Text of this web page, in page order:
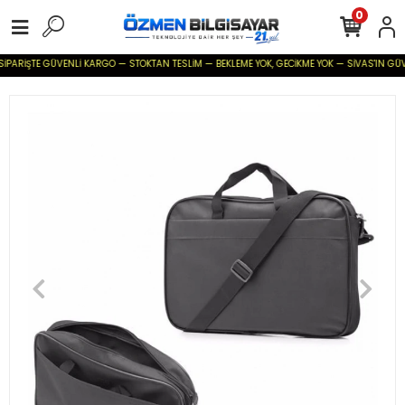
GÜVENLİ KARGO — STOKTAN TESLİM — BEKLEME YOK, GECİKME YOK — SİVAS'IN
0